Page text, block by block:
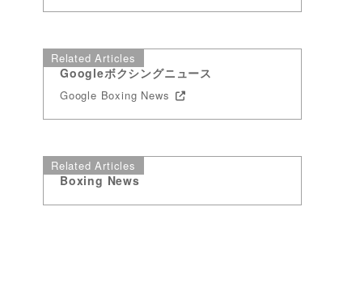
Related Articles
Googleボクシングニュース
Google Boxing News
Related Articles
Boxing News